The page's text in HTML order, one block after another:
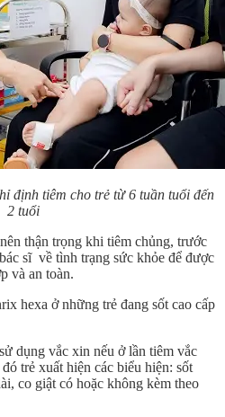
định tiêm cho trẻ từ 6 tuần tuổi đến
2 tuổi
thận trọng khi tiêm chủng, trước
sĩ về tình trạng sức khỏe để được
và an toàn.
hexa ở những trẻ đang sốt cao cấp
dụng vắc xin nếu ở lần tiêm vắc
trẻ xuất hiện các biểu hiện: sốt
co giật có hoặc không kèm theo